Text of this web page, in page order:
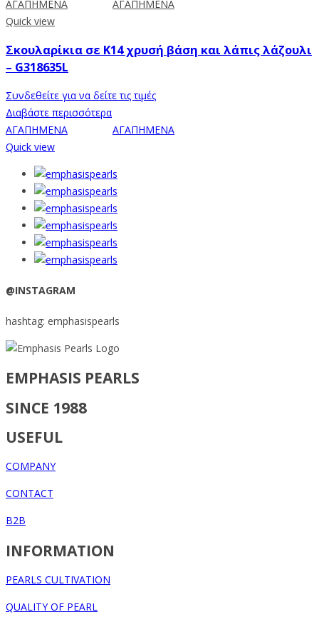
ΑΓΑΠΗΜΕΝΑ
ΑΓΑΠΗΜΕΝΑ
Quick view
Σκουλαρίκια σε Κ14 χρυσή βάση και λάπις λάζουλι
– G318635L
Συνδεθείτε για να δείτε τις τιμές
Διαβάστε περισσότερα
ΑΓΑΠΗΜΕΝΑ
ΑΓΑΠΗΜΕΝΑ
Quick view
@INSTAGRAM
hashtag: emphasispearls
EMPHASIS PEARLS
SINCE 1988
USEFUL
COMPANY
CONTACT
B2B
INFORMATION
PEARLS CULTIVATION
QUALITY OF PEARL